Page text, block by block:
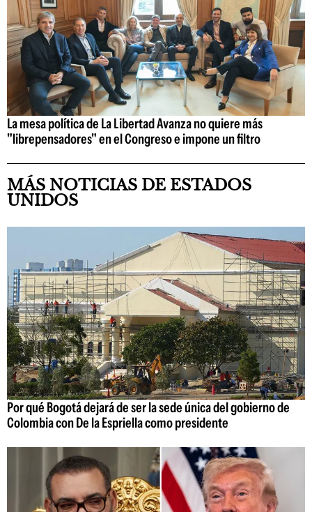
La mesa política de La Libertad Avanza no quiere más
"librepensadores" en el Congreso e impone un filtro
MÁS NOTICIAS DE ESTADOS
UNIDOS
Por qué Bogotá dejará de ser la sede única del gobierno de
Colombia con De la Espriella como presidente